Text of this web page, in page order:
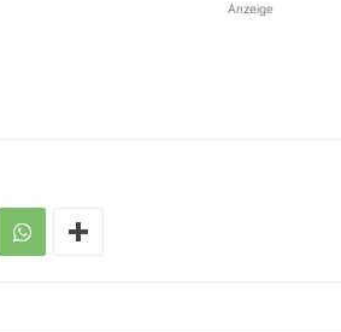
Anzeige